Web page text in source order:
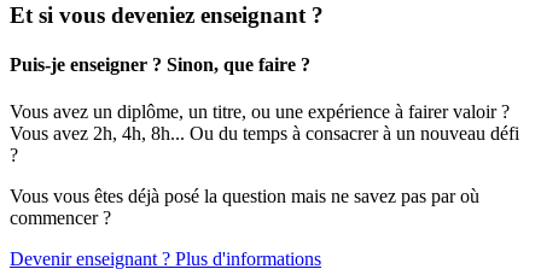
Et si vous deveniez enseignant ?
Puis-je enseigner ? Sinon, que faire ?
Vous avez un diplôme, un titre, ou une expérience à fairer valoir ?
Vous avez 2h, 4h, 8h... Ou du temps à consacrer à un nouveau défi
?
Vous vous êtes déjà posé la question mais ne savez pas par où
commencer ?
Devenir enseignant ? Plus d'informations